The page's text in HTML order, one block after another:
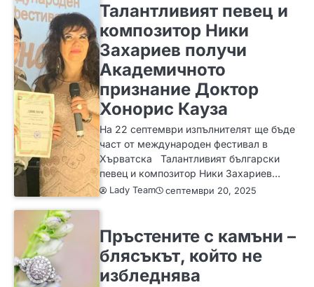
Талантливият певец и
композитор Ники
Захариев получи
Академичното
признание Доктор
Хонорис Кауза
На 22 септември изпълнителят ще бъде
част от международен фестивал в
Хърватска Талантливият български
певец и композитор Ники Захариев…
Lady Team септември 20, 2025
Пръстените с камъни –
блясъкът, който не
избледнява